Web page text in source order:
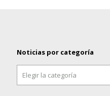
Noticias por categoría
por
categoría